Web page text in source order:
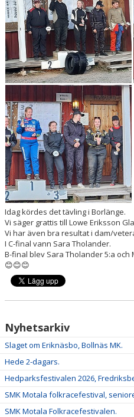
DOKUMENT
Idag kördes det tävling i Borlänge.
Vi säger grattis till Lowe Eriksson
Vi har även bra resultat i dam/
I C-final vann Sara Tholander.
B-final blev Sara Tholander 5:a och
😊😊😊
Nyhetsarkiv
Slaget om Eriknäsbo, Bollnäs MK.
Hede 2-dagars.
Hedparksfestivalen 2026,
SMK Motala folkracefestival,
SMK Motala Folkracefestivalen.